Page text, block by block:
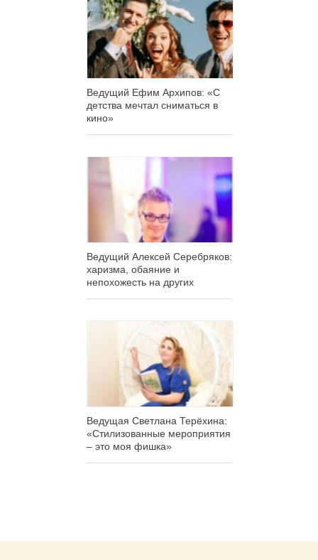
Ведущий Ефим Архипов: «С
детства мечтал сниматься в
кино»
Ведущий Алексей Серебряков:
харизма, обаяние и
непохожесть на других
Ведущая Светлана Терёхина:
«Стилизованные мероприятия
– это моя фишка»